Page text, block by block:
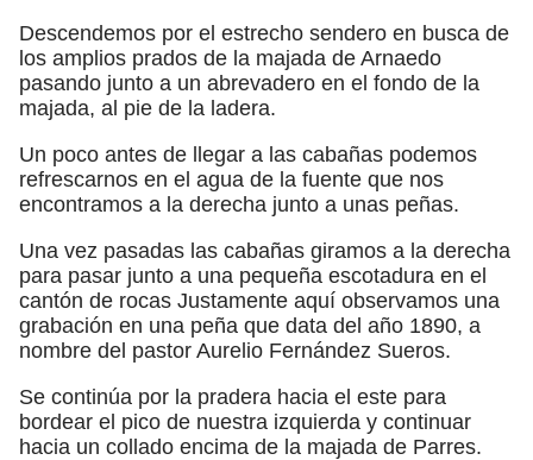
Descendemos por el estrecho sendero en busca de
los amplios prados de la majada de Arnaedo
pasando junto a un abrevadero en el fondo de la
majada, al pie de la ladera.
Un poco antes de llegar a las cabañas podemos
refrescarnos en el agua de la fuente que nos
encontramos a la derecha junto a unas peñas.
Una vez pasadas las cabañas giramos a la derecha
para pasar junto a una pequeña escotadura en el
cantón de rocas Justamente aquí observamos una
grabación en una peña que data del año 1890, a
nombre del pastor Aurelio Fernández Sueros.
Se continúa por la pradera hacia el este para
bordear el pico de nuestra izquierda y continuar
hacia un collado encima de la majada de Parres.